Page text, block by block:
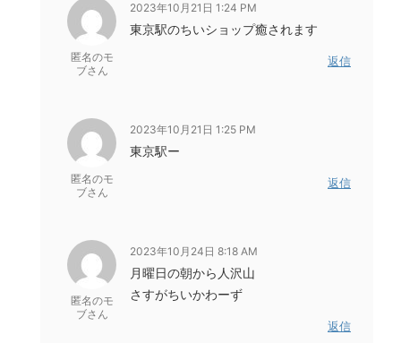
匿名のモ
ブさん
2023年10月21日 1:24 PM
東京駅のちいショップ癒されます
返信
匿名のモ
ブさん
2023年10月21日 1:25 PM
東京駅ー
返信
匿名のモ
ブさん
2023年10月24日 8:18 AM
月曜日の朝から人沢山
さすがちいかわーず
返信